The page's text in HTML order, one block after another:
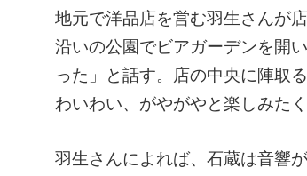
地元で洋品店を営む羽生さんが
沿いの公園でビアガーデンを開
った」と話す。店の中央に陣取
わいわい、がやがやと楽しみた
羽生さんによれば、石蔵は音響